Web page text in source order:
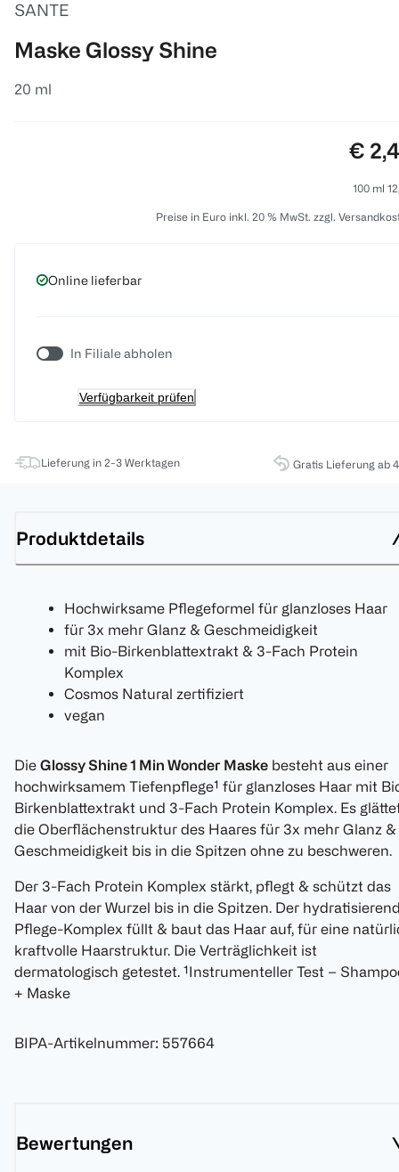
SANTE
Maske Glossy Shine
20 ml
€
100 ml
Preise in Euro inkl. 20 % MwSt. zzgl.
Online lieferbar
In Filiale abholen
Verfügbarkeit prüfen
Lieferung in 2-3 Werktagen Gratis Lieferung ab
Produktdetails
Hochwirksame Pflegeformel für glanzloses Haar
für 3x mehr Glanz & Geschmeidigkeit
mit Bio-Birkenblattextrakt & 3-Fach Protein
Komplex
Cosmos Natural zertifiziert
vegan
Die Glossy Shine 1 Min Wonder Maske besteht aus einer
hochwirksamem Tiefenpflege¹ für glanzloses Haar mit
Birkenblattextrakt und 3-Fach Protein Komplex. Es
die Oberflächenstruktur des Haares für 3x mehr Glanz &
Geschmeidigkeit bis in die Spitzen ohne zu beschweren.
Der 3-Fach Protein Komplex stärkt, pflegt & schützt das
Haar von der Wurzel bis in die Spitzen. Der
Pflege-Komplex füllt & baut das Haar auf, für eine
kraftvolle Haarstruktur. Die Verträglichkeit ist
dermatologisch getestet. ¹Instrumenteller Test –
+ Maske
BIPA-Artikelnummer: 557664
Bewertungen